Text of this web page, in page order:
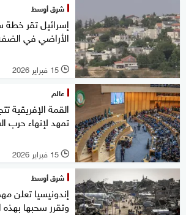
شرق أوسط
إسرائيل تقر
الأراضي في
l 15 فبراير 2026
عالم
القمة الإفريقية
تمهد لإنهاء حرب
l 15 فبراير 2026
شرق أوسط
إندونيسيا تعلن
وتقرر سحبها بهذه